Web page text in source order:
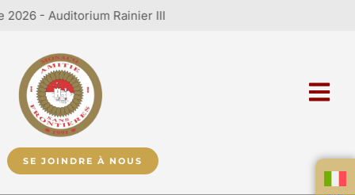
- Auditorium Rainier III
SE JOINDRE À NOUS